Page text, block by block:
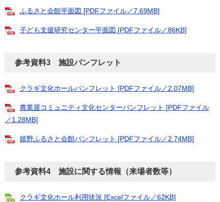
ふるさと会館平面図 [PDFファイル／7.69MB]
子ども支援研究センター平面図 [PDFファイル／86KB]
参考資料3 施設パンフレット
クラギ文化ホールパンフレット [PDFファイル／2.07MB]
農業屋コミュニティ文化センターパンフレット [PDFファイル
／1.28MB]
嬉野ふるさと会館パンフレット [PDFファイル／2.74MB]
参考資料4 施設に関する情報（来場者数等）
クラギ文化ホール利用状況 [Excelファイル／62KB]